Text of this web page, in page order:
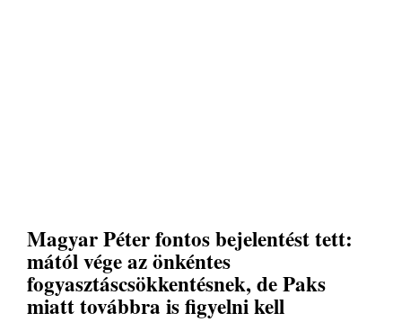
Magyar Péter fontos bejelentést tett:
mától vége az önkéntes
fogyasztáscsökkentésnek, de Paks
miatt továbbra is figyelni kell